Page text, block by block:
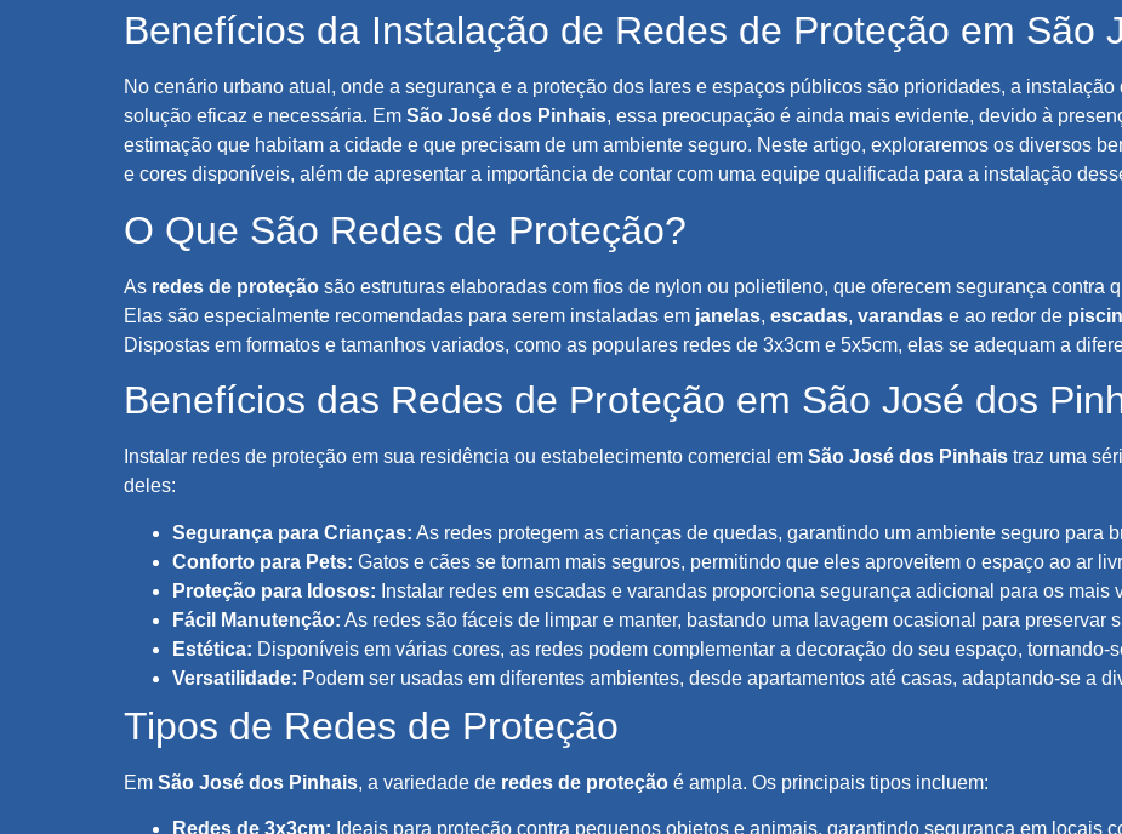
Benefícios da Instalação de Redes de Proteção em São
No cenário urbano atual, onde a segurança e a proteção dos lares e espaços públicos são prioridades, a instalação
solução eficaz e necessária. Em São José dos Pinhais, essa preocupação é ainda mais evidente, devido à
estimação que habitam a cidade e que precisam de um ambiente seguro. Neste artigo, exploraremos os diversos
e cores disponíveis, além de apresentar a importância de contar com uma equipe qualificada para a instalação
O Que São Redes de Proteção?
As redes de proteção são estruturas elaboradas com fios de nylon ou polietileno, que oferecem segurança contra
Elas são especialmente recomendadas para serem instaladas em janelas, escadas, varandas e ao redor de
Dispostas em formatos e tamanhos variados, como as populares redes de 3x3cm e 5x5cm, elas se adequam a
Benefícios das Redes de Proteção em São José dos
Instalar redes de proteção em sua residência ou estabelecimento comercial em São José dos Pinhais traz uma
deles:
Segurança para Crianças: As redes protegem as crianças de quedas, garantindo um ambiente seguro para
Conforto para Pets: Gatos e cães se tornam mais seguros, permitindo que eles aproveitem o espaço ao ar
Proteção para Idosos: Instalar redes em escadas e varandas proporciona segurança adicional para os
Fácil Manutenção: As redes são fáceis de limpar e manter, bastando uma lavagem ocasional para preservar
Estética: Disponíveis em várias cores, as redes podem complementar a decoração do seu espaço, tornando-
Versatilidade: Podem ser usadas em diferentes ambientes, desde apartamentos até casas, adaptando-se a
Tipos de Redes de Proteção
Em São José dos Pinhais, a variedade de redes de proteção é ampla. Os principais tipos incluem:
Redes de 3x3cm: Ideais para proteção contra pequenos objetos e animais, garantindo segurança em locais